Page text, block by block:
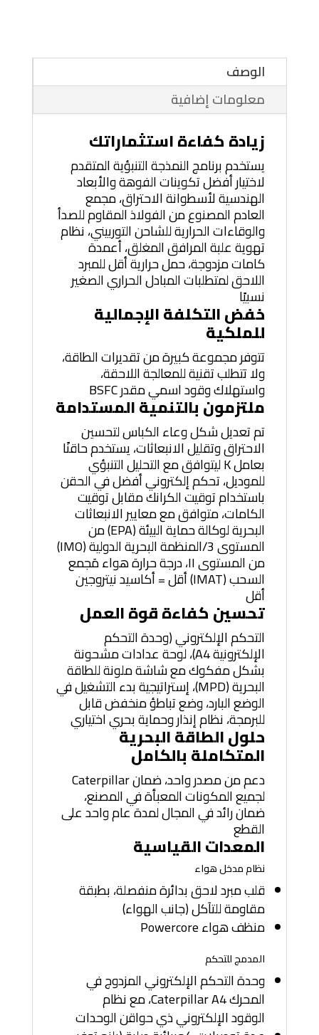
الوصف
معلومات إضافية
زيادة كفاءة استثماراتك
يستخدم برنامج النمذجة التنبؤية المتقدم
لاختيار أفضل تكوينات الفوهة والأبعاد
الهندسية لأسطوانة الاحتراق، مجمع
العادم المصنوع من الفولاذ المقاوم للصدأ
والوقاءات الحرارية للشاحن التوربيني، نظام
تهوية علبة المرافق المغلق، أعمدة
كامات مزدوجة، حمل حرارية أقل للمبرد
اللاحق لمتطلبات المبادل الحراري الصغير
نسبيًا
خفض التكلفة الإجمالية
للملكية
تتوفر مجموعة كبيرة من تقديرات الطاقة،
ولا تتطلب تقنية للمعالجة اللاحقة،
واستهلاك وقود اسمي مقدر BSFC
ملتزمون بالتنمية المستدامة
تم تعديل شكل وعاء الكباس لتحسين
الاحتراق وتقليل الانبعاثات، يستخدم حاقنًا
بعامل K ليتوافق مع التحليل التنبؤي
للموديل، تحكم إلكتروني أفضل في الحقن
باستخدام توقيت الكرانك مقابل توقيت
الكامات، متوافق مع معايير الانبعاثات
البحرية لوكالة حماية البيئة (EPA) من
المستوى 3/المنظمة البحرية الدولية (IMO)
من المستوى II، درجة حرارة هواء مَجمع
السحب (IMAT) أقل = أكاسيد نيتروجين
أقل
تحسين كفاءة قوة العمل
التحكم الإلكتروني (وحدة التحكم
الإلكترونية A4)، لوحة عدادات مشحونة
بشكل مفكوك مع شاشة ملونة للطاقة
البحرية (MPD)، إستراتيجية بدء التشغيل في
الوضع البارد، وضع تباطؤ منخفض قابل
للبرمجة، نظام إنذار وحماية بحري اختياري
حلول الطاقة البحرية
المتكاملة بالكامل
دعم من مصدر واحد، ضمان Caterpillar
لجميع المكونات المعبأة في المصنع،
ضمان رائد في المجال لمدة عام واحد على
القطع
المعدات القياسية
نظام مدخل هواء
قلب مبرد لاحق بدائرة منفصلة، بطبقة
مقاومة للتآكل (جانب الهواء)
منظف هواء Powercore
المدمج للتحكم
وحدة التحكم الإلكتروني المزدوج في
المحرك Caterpillar A4، مع نظام
الوقود الإلكتروني ذي حواقن الوحدات